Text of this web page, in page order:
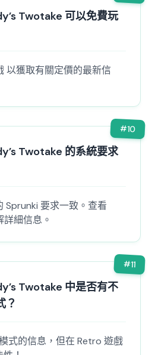
Twotake 可以免費玩
以獲取有關定價的最新信
#10
Twotake 的系統要求
Sprunki 要求一致。查看
細信息。
#11
Twotake 中是否有不
？
式的信息，但在 Retro 遊戲